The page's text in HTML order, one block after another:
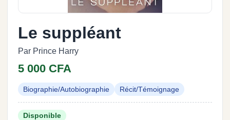
Le suppléant
Par Prince Harry
5 000 CFA
Biographie/Autobiographie Récit/Témoignage
Disponible